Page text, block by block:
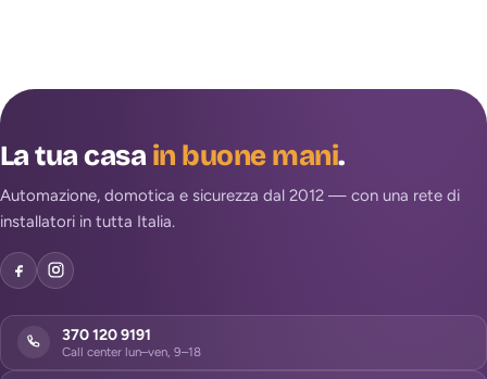
La tua casain buone mani.
Automazione, domotica e sicurezza dal 2012 — con una rete di
installatori in tutta Italia.
370 120 9191
Call center lun–ven, 9–18